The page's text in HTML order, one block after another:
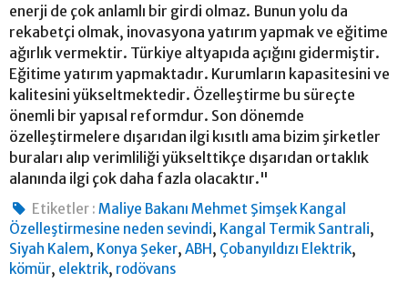
enerji de çok anlamlı bir girdi olmaz. Bunun yolu da
rekabetçi olmak, inovasyona yatırım yapmak ve eğitime
ağırlık vermektir. Türkiye altyapıda açığını gidermiştir.
Eğitime yatırım yapmaktadır. Kurumların kapasitesini ve
kalitesini yükseltmektedir. Özelleştirme bu süreçte
önemli bir yapısal reformdur. Son dönemde
özelleştirmelere dışarıdan ilgi kısıtlı ama bizim şirketler
buraları alıp verimliliği yükselttikçe dışarıdan ortaklık
alanında ilgi çok daha fazla olacaktır."
Etiketler : Maliye Bakanı Mehmet Şimşek Kangal
Özelleştirmesine neden sevindi, Kangal Termik Santrali,
Siyah Kalem, Konya Şeker, ABH, Çobanyıldızı Elektrik,
kömür, elektrik, rodövans